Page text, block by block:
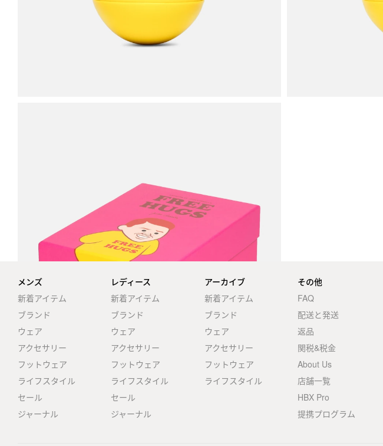
メンズ
新着アイテム
ブランド
ウェア
アクセサリー
フットウェア
ライフスタイル
セール
ジャーナル
レディース
新着アイテム
ブランド
ウェア
アクセサリー
フットウェア
ライフスタイル
セール
ジャーナル
アーカイブ
新着アイテム
ブランド
ウェア
アクセサリー
フットウェア
ライフスタイル
その他
FAQ
配送と発送
返品
関税&税金
About Us
店舗一覧
HBX Pro
提携プログラム